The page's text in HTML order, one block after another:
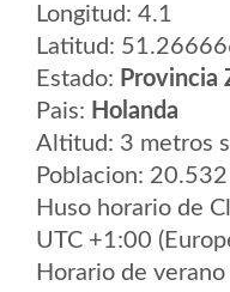
Longitud: 4.1
Latitud:
Estado: Provincia
Pais: Holanda
Altitud: 3 metros
Poblacion: 20.532
Huso horario de
UTC +1:00
Horario de